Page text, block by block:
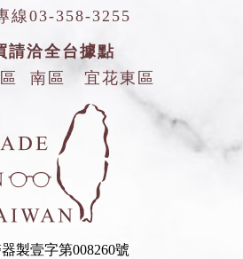
線03-358-3255
請洽全台據點
南區 宜花東區
製壹字第008260號